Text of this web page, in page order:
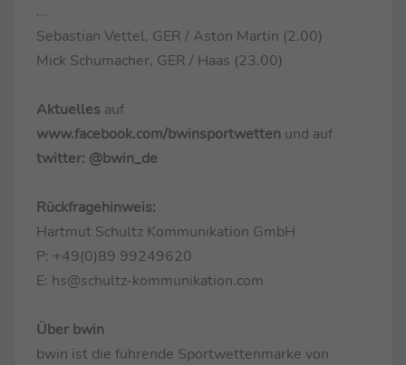
...
Sebastian Vettel, GER / Aston Martin (2.00)
Mick Schumacher, GER / Haas (23.00)
Aktuelles auf
www.facebook.com/bwinsportwetten und auf
twitter: @bwin_de
Rückfragehinweis:
Hartmut Schultz Kommunikation GmbH
P: +49(0)89 99249620
E: hs@schultz-kommunikation.com
Über bwin
bwin ist die führende Sportwettenmarke von